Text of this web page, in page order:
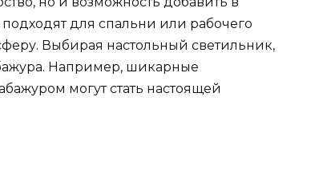
для спальни или рабочего
Выбирая настольный светильник,
Например, шикарные
могут стать настоящей